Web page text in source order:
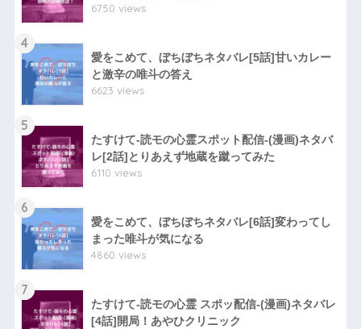
6750 views
4
愛をこめて、ぼちぼちネタバレ[5話]甘いカレー
と激辛の唯斗の答え
6623 views
5
たすけて-読モの心霊スポット配信-(漫画)ネタバ
レ[2話]とりあえず地蔵を蹴ってみた
6110 views
6
愛をこめて、ぼちぼちネタバレ[6話]変わってし
まった唯斗が気になる
4860 views
7
たすけて-読モの心霊 スポッ配信-(漫画)ネタバレ
[4話]開局！あやひクリニック